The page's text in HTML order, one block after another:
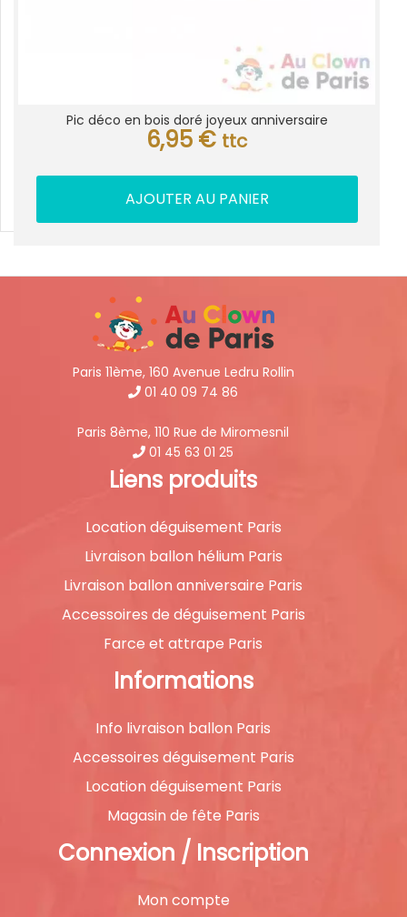
Pic déco en bois doré joyeux anniversaire
6,95 € ttc
AJOUTER AU PANIER
Paris 11ème, 160 Avenue Ledru Rollin
01 40 09 74 86
Paris 8ème, 110 Rue de Miromesnil
01 45 63 01 25
Liens produits
Location déguisement Paris
Livraison ballon hélium Paris
Livraison ballon anniversaire Paris
Accessoires de déguisement Paris
Farce et attrape Paris
Informations
Info livraison ballon Paris
Accessoires déguisement Paris
Location déguisement Paris
Magasin de fête Paris
Connexion / Inscription
Mon compte